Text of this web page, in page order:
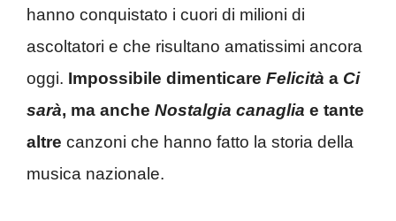
hanno conquistato i cuori di milioni di
ascoltatori e che risultano amatissimi ancora
oggi. Impossibile dimenticare Felicità a Ci
sarà, ma anche Nostalgia canaglia e tante
altre canzoni che hanno fatto la storia della
musica nazionale.